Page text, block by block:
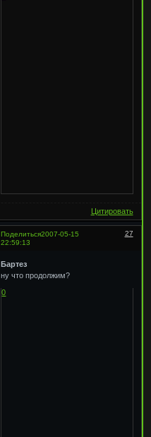
Цитировать
Поделиться 27
2007-05-15
22:59:13
Бартез
ну что продолжим?
0